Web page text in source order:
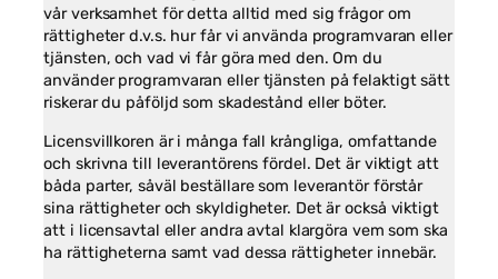
vår verksamhet för detta alltid med sig frågor om
rättigheter d.v.s. hur får vi använda programvaran eller
tjänsten, och vad vi får göra med den. Om du
använder programvaran eller tjänsten på felaktigt sätt
riskerar du påföljd som skadestånd eller böter.
Licensvillkoren är i många fall krångliga, omfattande
och skrivna till leverantörens fördel. Det är viktigt att
båda parter, såväl beställare som leverantör förstår
sina rättigheter och skyldigheter. Det är också viktigt
att i licensavtal eller andra avtal klargöra vem som ska
ha rättigheterna samt vad dessa rättigheter innebär.
prestera så
bra som
möjligt under
ditt besök.
Om du nekar
kakorna
kommer viss
funktionalitet
att försvinna
från
hemsidan.